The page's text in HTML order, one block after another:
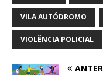
VILA AUTÓDROMO
VIOLÊNCIA POLICIAL